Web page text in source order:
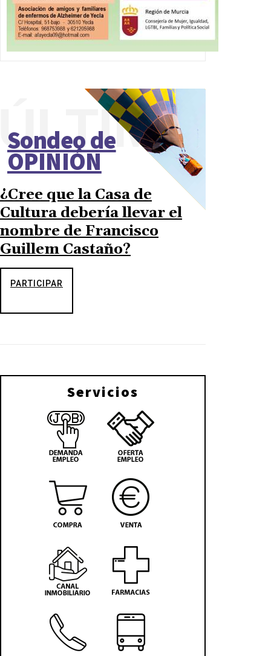
Sondeo de
OPINIÓN
¿Cree que la Casa de
Cultura debería llevar el
nombre de Francisco
Guillem Castaño?
PARTICIPAR
Servicios